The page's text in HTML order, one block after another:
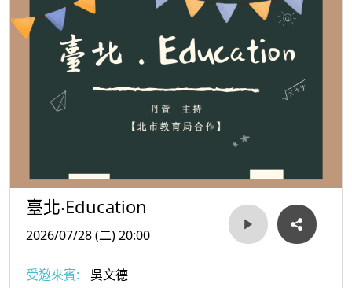
臺北‧Education
2026/07/28 (二) 20:00
受邀來賓:
吳文德